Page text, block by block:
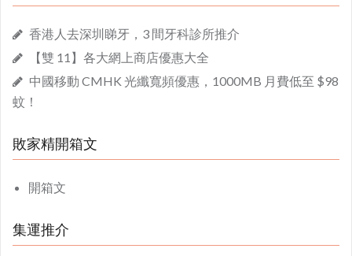
香港人去深圳睇牙，3 間牙科診所推介
【雙 11】各大網上商店優惠大全
中國移動 CMHK 光纖寬頻優惠，1000MB 月費低至 $98
蚊！
敗家精開箱文
開箱文
集運推介